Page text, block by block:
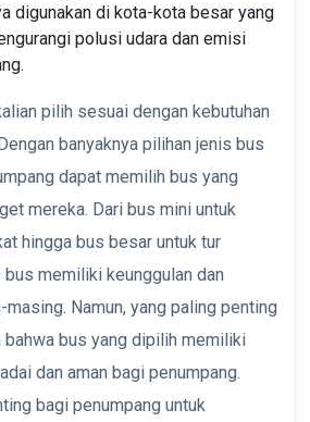
digunakan di kota-kota besar yang
polusi udara dan emisi
pilih sesuai dengan kebutuhan
banyaknya pilihan jenis bus
dapat memilih bus yang
mereka. Dari bus mini untuk
hingga bus besar untuk tur
memiliki keunggulan dan
Namun, yang paling penting
bahwa bus yang dipilih memiliki
dan aman bagi penumpang.
bagi penumpang untuk